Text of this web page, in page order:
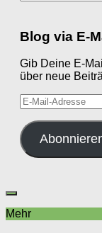
Blog via E-
Gib Deine E-
über neue
E-
Mail-
Adresse
Mehr